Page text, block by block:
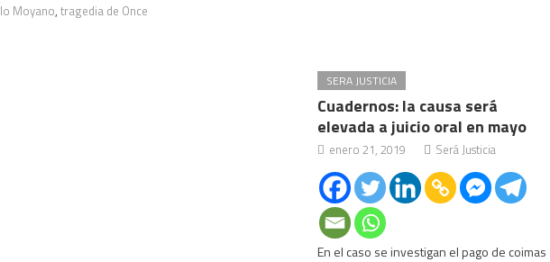
Moyano, tragedia de Once
SERA JUSTICIA
Cuadernos: la causa será
elevada a juicio oral en mayo
enero 21, 2019 Será Justicia
En el caso se investigan el pago de coimas